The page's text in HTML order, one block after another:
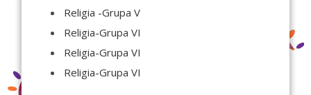
Religia -Grupa V
Religia-Grupa VI
Religia-Grupa VI
Religia-Grupa VI